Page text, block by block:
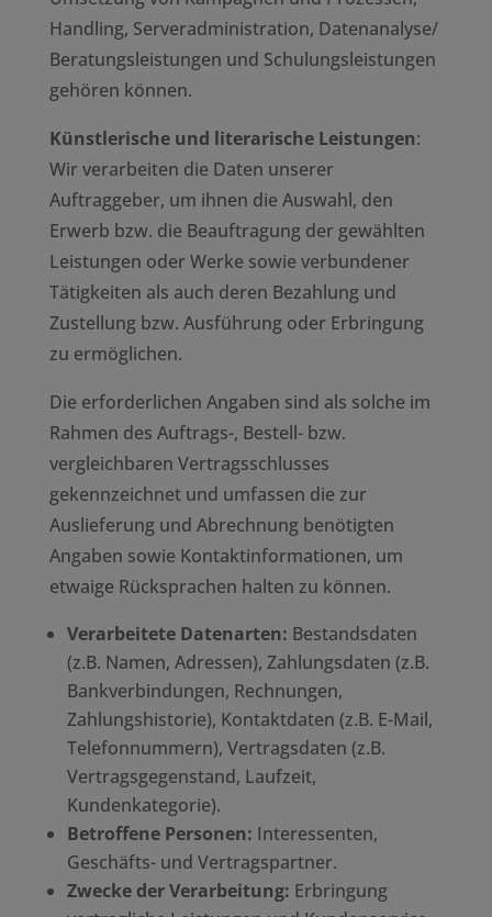
Handling, Serveradministration, Datenanalyse/
Beratungsleistungen und Schulungsleistungen
gehören können.
Künstlerische und literarische Leistungen:
Wir verarbeiten die Daten unserer
Auftraggeber, um ihnen die Auswahl, den
Erwerb bzw. die Beauftragung der gewählten
Leistungen oder Werke sowie verbundener
Tätigkeiten als auch deren Bezahlung und
Zustellung bzw. Ausführung oder Erbringung
zu ermöglichen.
Die erforderlichen Angaben sind als solche im
Rahmen des Auftrags-, Bestell- bzw.
vergleichbaren Vertragsschlusses
gekennzeichnet und umfassen die zur
Auslieferung und Abrechnung benötigten
Angaben sowie Kontaktinformationen, um
etwaige Rücksprachen halten zu können.
Verarbeitete Datenarten: Bestandsdaten
(z.B. Namen, Adressen), Zahlungsdaten (z.B.
Bankverbindungen, Rechnungen,
Zahlungshistorie), Kontaktdaten (z.B. E-Mail,
Telefonnummern), Vertragsdaten (z.B.
Vertragsgegenstand, Laufzeit,
Kundenkategorie).
Betroffene Personen: Interessenten,
Geschäfts- und Vertragspartner.
Zwecke der Verarbeitung: Erbringung